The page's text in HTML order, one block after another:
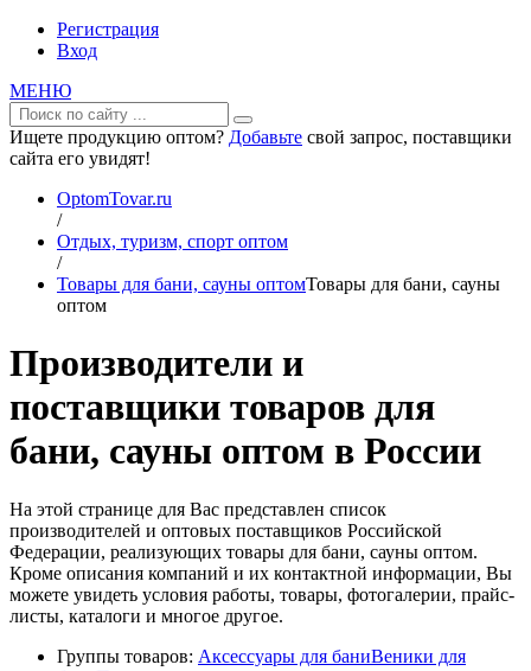
Регистрация
Вход
МЕНЮ
Ищете продукцию оптом? Добавьте свой запрос, поставщики
сайта его увидят!
OptomTovar.ru
/
Отдых, туризм, спорт оптом
/
Товары для бани, сауны оптомТовары для бани, сауны
оптом
Производители и
поставщики товаров для
бани, сауны оптом в России
На этой странице для Вас представлен список
производителей и оптовых поставщиков Российской
Федерации, реализующих товары для бани, сауны оптом.
Кроме описания компаний и их контактной информации, Вы
можете увидеть условия работы, товары, фотогалерии, прайс-
листы, каталоги и многое другое.
Группы товаров: Аксессуары для баниВеники для